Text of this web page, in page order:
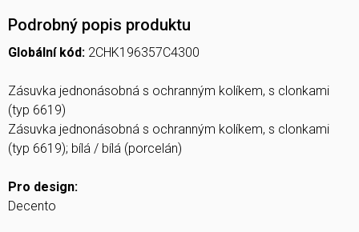
Podrobný popis produktu
Globální kód: 2CHK196357C4300
Zásuvka jednonásobná s ochranným kolíkem, s clonkami
(typ 6619)
Zásuvka jednonásobná s ochranným kolíkem, s clonkami
(typ 6619); bílá / bílá (porcelán)
Pro design:
Decento